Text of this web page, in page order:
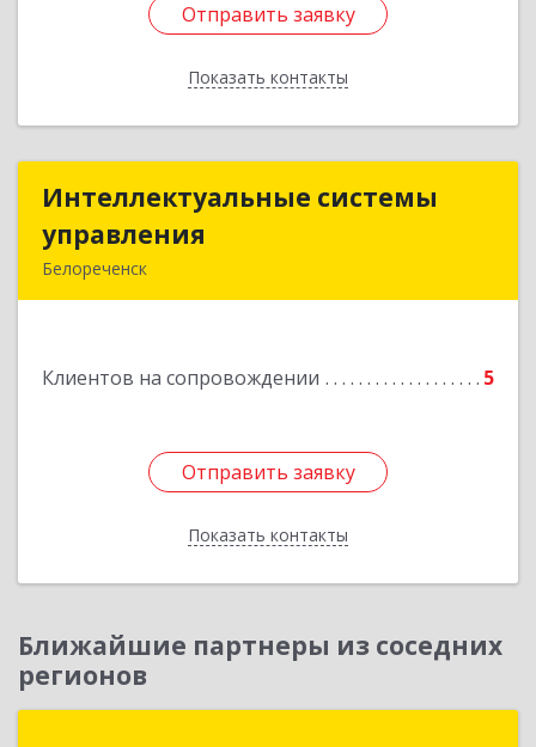
Отправить заявку
Показать контакты
Отправить заявку
Назад
Интеллектуальные системы
управления
Белореченск
Клиентов на сопровождении 5
Отправить заявку
Показать контакты
Интеллектуальные системы
Подробнее
Отправить заявку
Назад
Ближайшие партнеры из соседних
регионов